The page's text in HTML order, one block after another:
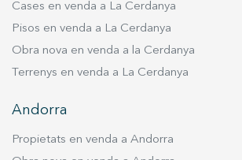
Cases en venda a La Cerdanya
Pisos en venda a La Cerdanya
Obra nova en venda a la Cerdanya
Terrenys en venda a La Cerdanya
Andorra
Propietats en venda a Andorra